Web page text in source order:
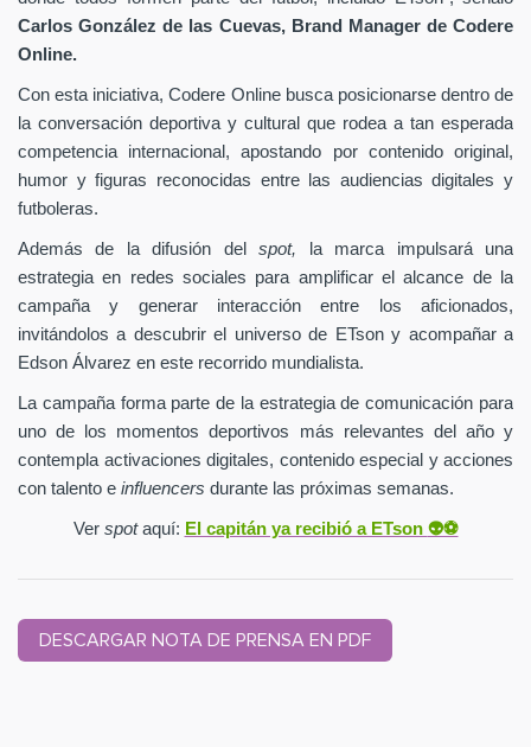
Carlos González de las Cuevas, Brand Manager de Codere
Online.
Con esta iniciativa, Codere Online busca posicionarse dentro de
la conversación deportiva y cultural que rodea a tan esperada
competencia internacional, apostando por contenido original,
humor y figuras reconocidas entre las audiencias digitales y
futboleras.
Además de la difusión delspot,
la marca impulsará una
estrategia en redes sociales para amplificar el alcance de la
campaña y generar interacción entre los aficionados,
invitándolos a descubrir el universo de ETson y acompañar a
Edson Álvarez en este recorrido mundialista.
La campaña forma parte de la estrategia de comunicación para
uno de los momentos deportivos más relevantes del año y
contempla activaciones digitales, contenido especial y acciones
con talento e influencers durante las próximas semanas.
Ver spotaquí: El capitán ya recibió a ETson 👽⚽️
DESCARGAR NOTA DE PRENSA EN PDF